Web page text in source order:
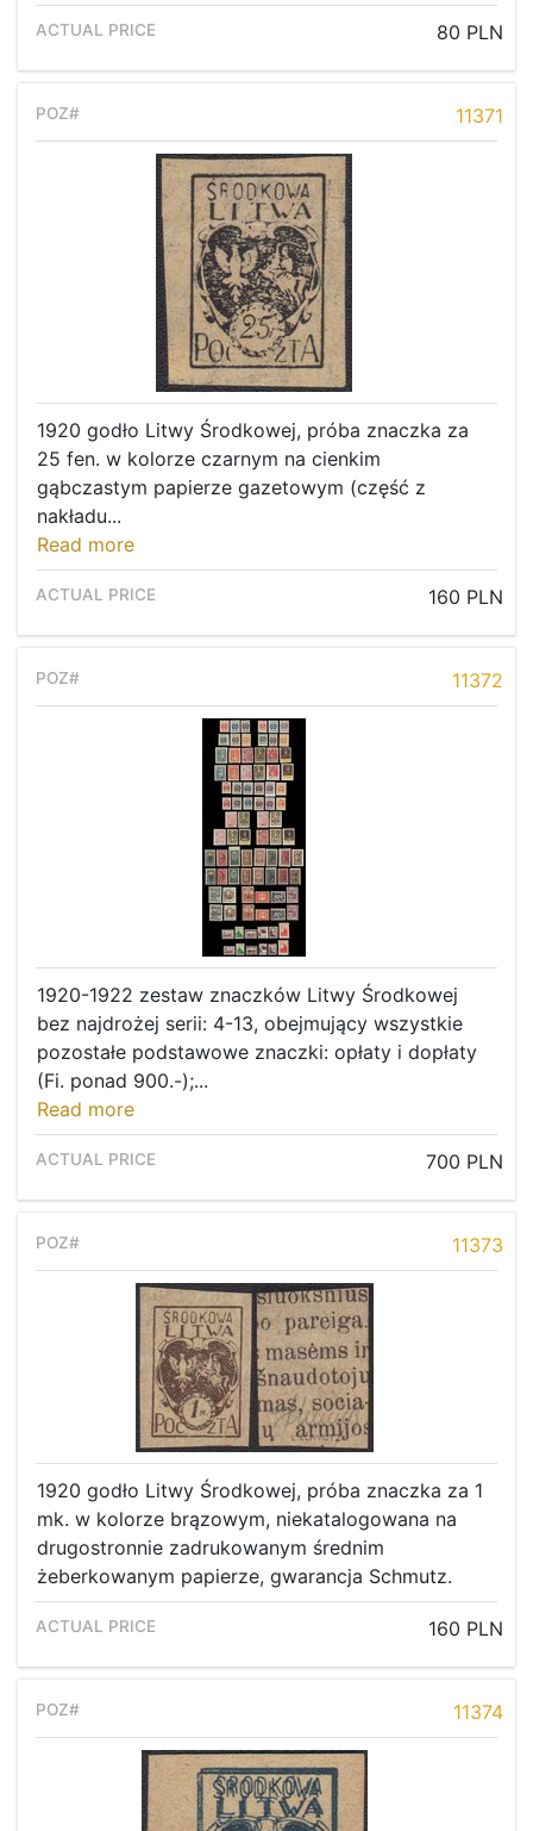
80 PLN
11371
1920 godło Litwy Środkowej, próba znaczka za
25 fen. w kolorze czarnym na cienkim
gąbczastym papierze gazetowym (część z
nakładu...
Read more
160 PLN
11372
1920-1922 zestaw znaczków Litwy Środkowej
bez najdrożej serii: 4-13, obejmujący wszystkie
pozostałe podstawowe znaczki: opłaty i dopłaty
(Fi. ponad 900.-);...
Read more
700 PLN
11373
1920 godło Litwy Środkowej, próba znaczka za 1
mk. w kolorze brązowym, niekatalogowana na
drugostronnie zadrukowanym średnim
żeberkowanym papierze, gwarancja Schmutz.
160 PLN
11374